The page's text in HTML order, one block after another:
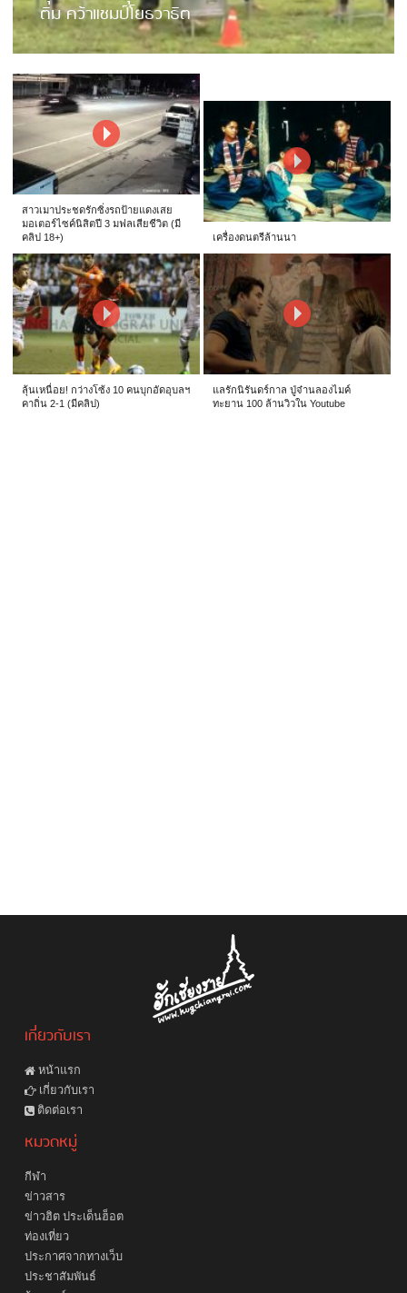
ติม คว้าแชมป์โยธวาธิต
สาวเมาประชดรักซิ่งรถป้ายแดงเสย
มอเตอร์ไซค์นิสิตปี 3 มฟลเสียชีวิต (มี
คลิป 18+)
เครื่องดนตรีล้านนา
ลุ้นเหนื่อย! กว่างโซ้ง 10 คนบุกอัดอุบลฯ
คาถิ่น 2-1 (มีคลิป)
แลรักนิรันดร์กาล ปู่จ๋านลองไมค์
ทะยาน 100 ล้านวิวใน Youtube
เกี่ยวกับเรา
หน้าแรก
เกี่ยวกับเรา
ติดต่อเรา
หมวดหมู่
กีฬา
ข่าวสาร
ข่าวฮิต ประเด็นฮ็อต
ท่องเที่ยว
ประกาศจากทางเว็บ
ประชาสัมพันธ์